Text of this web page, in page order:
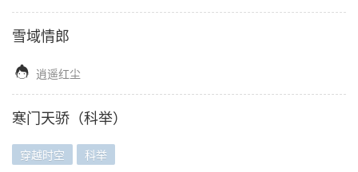
雪域情郎
 逍遥红尘
寒门天骄（科举）
穿越时空 科举